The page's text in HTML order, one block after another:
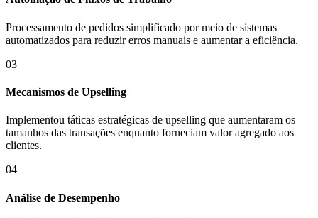
Processamento de pedidos simplificado por meio de sistemas
automatizados para reduzir erros manuais e aumentar a eficiência.
03
Mecanismos de Upselling
Implementou táticas estratégicas de upselling que aumentaram os
tamanhos das transações enquanto forneciam valor agregado aos
clientes.
04
Análise de Desempenho